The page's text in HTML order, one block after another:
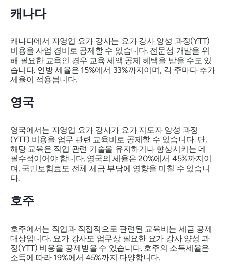
캐나다
캐나다에서 자영업 요가 강사는 요가 강사 양성 과정(YTT)
비용을 사업 경비로 공제할 수 있습니다. 전문성 개발을 위
해 필요한 교육인 경우 교육 세액 공제 혜택을 받을 수도 있
습니다. 연방 세율은 15%에서 33%까지이며, 각 주마다 추가
세율이 적용됩니다.
영국
영국에서는 자영업 요가 강사가 요가 지도자 양성 과정
(YTT) 비용을 업무 관련 교육비로 공제할 수 있습니다. 단,
해당 교육은 직업 관련 기술을 유지하거나 향상시키는 데
필수적이어야 합니다. 영국의 세율은 20%에서 45%까지이
며, 국민보험료도 전체 세금 부담에 영향을 미칠 수 있습니
다.
호주
호주에서는 직업과 직접적으로 관련된 교육비는 세금 공제
대상입니다. 요가 강사도 업무상 필요한 요가 강사 양성 과
정(YTT) 비용을 공제받을 수 있습니다. 호주의 소득세율은
소득에 따라 19%에서 45%까지 다양합니다.